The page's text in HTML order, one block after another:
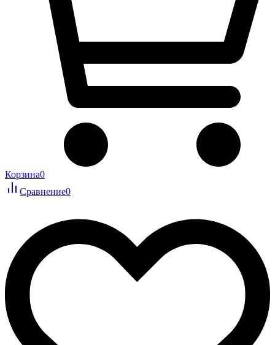
Корзина0
Сравнение0